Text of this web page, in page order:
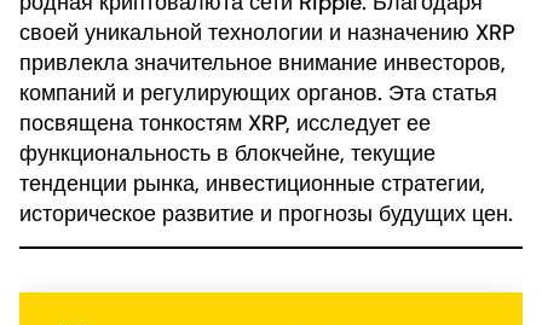
своей уникальной технологии и назначению XRP
привлекла значительное внимание инвесторов,
компаний и регулирующих органов. Эта статья
посвящена тонкостям XRP, исследует ее
функциональность в блокчейне, текущие
тенденции рынка, инвестиционные стратегии,
историческое развитие и прогнозы будущих цен.